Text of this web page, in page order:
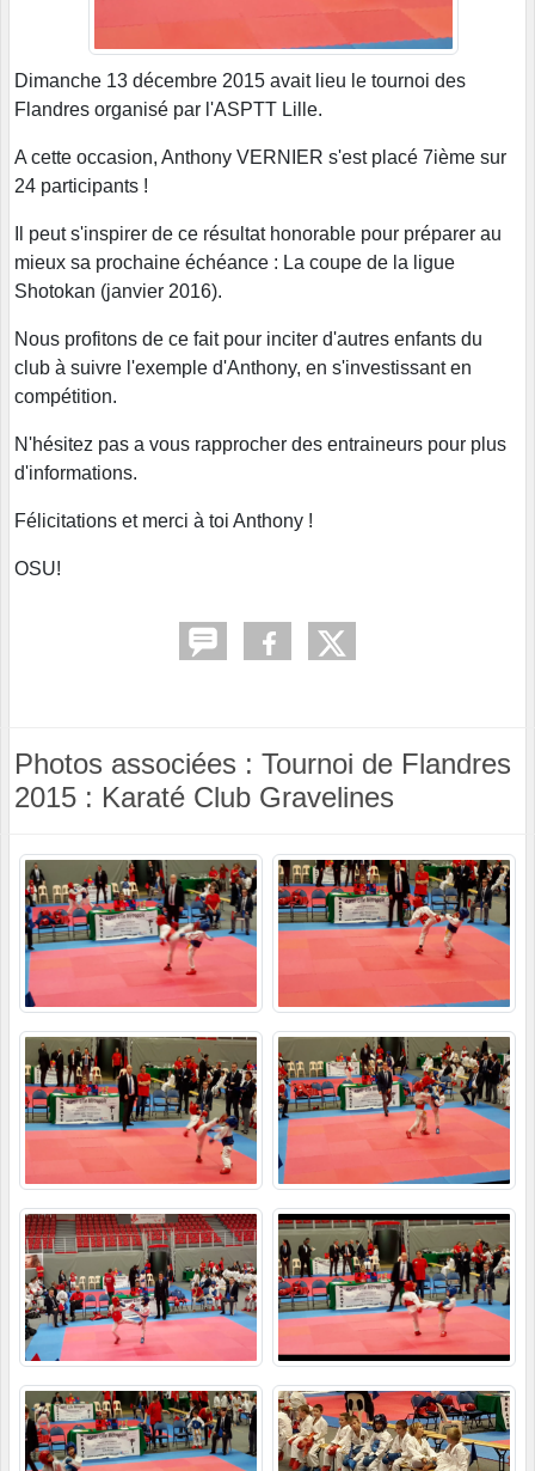
Dimanche 13 décembre 2015 avait lieu le tournoi des
Flandres organisé par l'ASPTT Lille.
A cette occasion, Anthony VERNIER s'est placé 7ième sur
24 participants !
Il peut s'inspirer de ce résultat honorable pour préparer au
mieux sa prochaine échéance : La coupe de la ligue
Shotokan (janvier 2016).
Nous profitons de ce fait pour inciter d'autres enfants du
club à suivre l'exemple d'Anthony, en s'investissant en
compétition.
N'hésitez pas a vous rapprocher des entraineurs pour plus
d'informations.
Félicitations et merci à toi Anthony !
OSU!
Photos associées : Tournoi de Flandres
2015 : Karaté Club Gravelines